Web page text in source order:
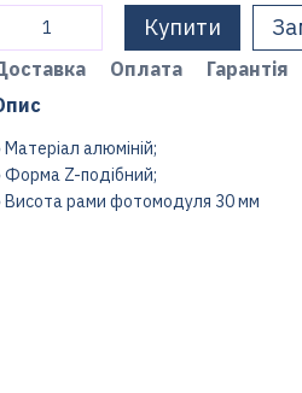
Купити
Оплата Гарантія
Матеріал алюміній;
Форма Z-подібний;
Висота рами фотомодуля 30 мм